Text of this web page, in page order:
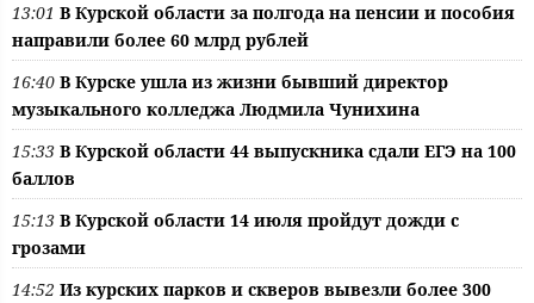
13:01 В Курской области за полгода на пенсии и пособия
направили более 60 млрд рублей
16:40 В Курске ушла из жизни бывший директор
музыкального колледжа Людмила Чунихина
15:33 В Курской области 44 выпускника сдали ЕГЭ на 100
баллов
15:13 В Курской области 14 июля пройдут дожди с
грозами
14:52 Из курских парков и скверов вывезли более 300